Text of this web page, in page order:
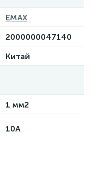
EMAX
2000000047140
Китай
1 мм2
10А